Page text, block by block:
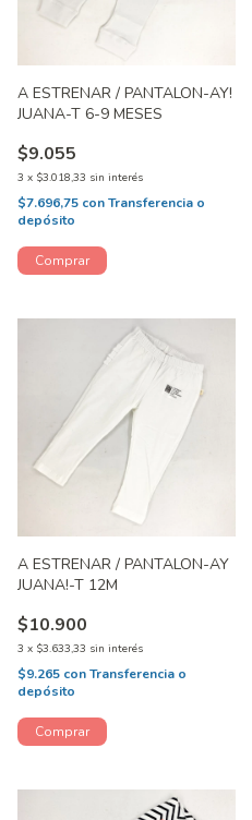
A ESTRENAR / PANTALON-AY!
JUANA-T 6-9 MESES
$9.055
3 x $3.018,33 sin interés
$7.696,75 conTransferencia o
depósito
A ESTRENAR / PANTALON-AY
JUANA!-T 12M
$10.900
3 x $3.633,33 sin interés
$9.265 conTransferencia o
depósito